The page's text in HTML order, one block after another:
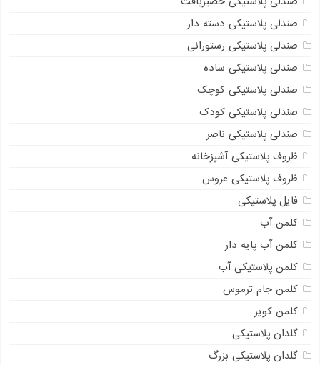
صندلی پلاستیکی دسته دار
صندلی پلاستیکی رستورانی
صندلی پلاستیکی ساده
صندلی پلاستیکی کوچک
صندلی پلاستیکی کودک
صندلی پلاستیکی ناصر
ظروف پلاستیکی آشپزخانه
ظروف پلاستیکی عروس
فایل پلاستیکی
کلمن آب
کلمن آب پایه دار
کلمن پلاستیکی آب
کلمن جام ترموس
کلمن کویر
گلدان پلاستیکی
گلدان پلاستیکی بزرگ